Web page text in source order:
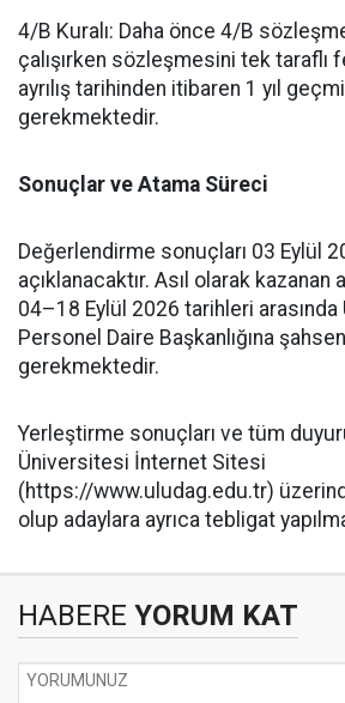
​4/B Kuralı: Daha önce 4/B
çalışırken sözleşmesini tek taraflı
ayrılış tarihinden itibaren 1 yıl
gerekmektedir.
Sonuçlar ve Atama Süreci
​Değerlendirme sonuçları 03 Eylül
açıklanacaktır. Asıl olarak kazanan
04–18 Eylül 2026 tarihleri
Personel Daire Başkanlığına
gerekmektedir.
​Yerleştirme sonuçları ve tüm
Üniversitesi İnternet Sitesi
(https://www.uludag.edu.tr)
olup adaylara ayrıca tebligat
HABERE YORUM KAT